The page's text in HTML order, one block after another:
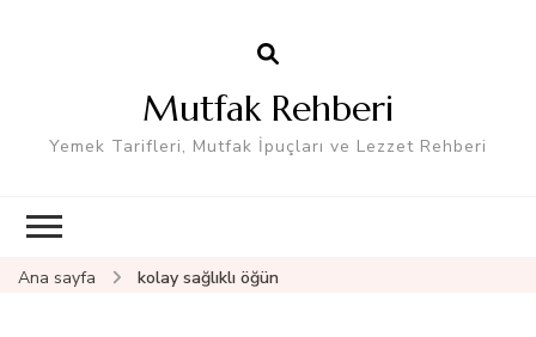
Mutfak Rehberi
Yemek Tarifleri, Mutfak İpuçları ve Lezzet Rehberi
Ana sayfa kolay sağlıklı öğün